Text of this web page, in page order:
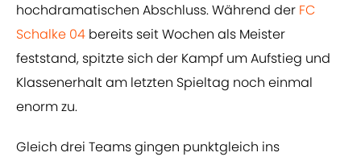
hochdramatischen Abschluss. Während der FC
Schalke 04 bereits seit Wochen als Meister
feststand, spitzte sich der Kampf um Aufstieg und
Klassenerhalt am letzten Spieltag noch einmal
enorm zu.
Gleich drei Teams gingen punktgleich ins